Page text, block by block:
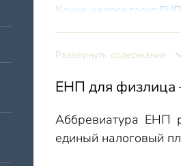
Какие налоги гасит ЕНП
Четыре факта про ЕНП
Шесть платежных
Как инспекторы
Возврат денег
Итоги
Развернуть содержание
ЕНП для физлица
Аббревиатура ЕНП
единый налоговый